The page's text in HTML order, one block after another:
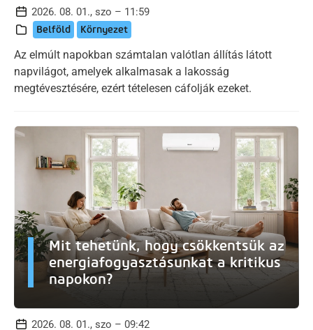
2026. 08. 01., szo – 11:59
Belföld Környezet
Az elmúlt napokban számtalan valótlan állítás látott
napvilágot, amelyek alkalmasak a lakosság
megtévesztésére, ezért tételesen cáfolják ezeket.
Mit tehetünk, hogy csökkentsük az
energiafogyasztásunkat a kritikus
napokon?
2026. 08. 01., szo – 09:42